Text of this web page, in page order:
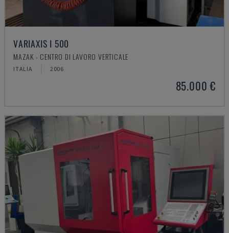
VARIAXIS I 500
MAZAK - CENTRO DI LAVORO VERTICALE
ITALIA 2006
85.000 €